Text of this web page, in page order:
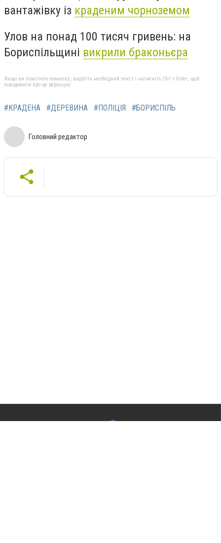
вантажівку із краденим чорноземом
Улов на понад 100 тисяч гривень: на
Бориспільщині викрили браконьєра
Якщо ви помітили помилку, виділіть необхідний текст і натисніть Ctrl + Enter, щоб
повідомити про це редакцію
#КРАДЕНА #ДЕРЕВИНА #ПОЛІЦІЯ #БОРИСПІЛЬ
Головний редактор